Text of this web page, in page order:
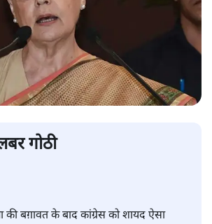
गोठी
की बग़ावत के बाद कांग्रेस को शायद ऐसा